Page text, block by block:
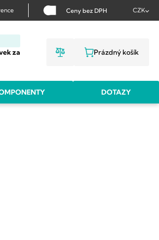
Ceny bez DPH CZK
za
NÁKUPNÍ
Prázdný košík
DOTAZY